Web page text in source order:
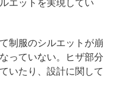
エットを実現してい
制服のシルエットが崩
っていない。ヒザ部分
いたり、設計に関して